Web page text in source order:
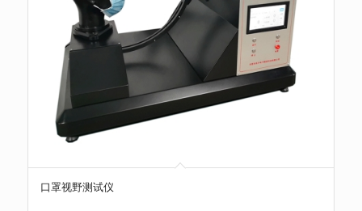
口罩视野测试仪